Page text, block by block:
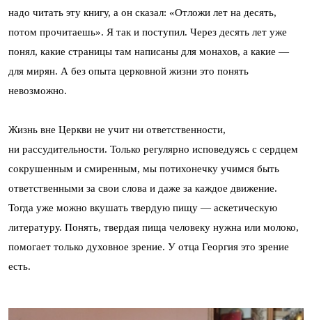
надо читать эту книгу, а он сказал: «Отложи лет на десять,
потом прочитаешь». Я так и поступил. Через десять лет уже
понял, какие страницы там написаны для монахов, а какие —
для мирян. А без опыта церковной жизни это понять
невозможно.
Жизнь вне Церкви не учит ни ответственности,
ни рассудительности. Только регулярно исповедуясь с сердцем
сокрушенным и смиренным, мы потихонечку учимся быть
ответственными за свои слова и даже за каждое движение.
Тогда уже можно вкушать твердую пищу — аскетическую
литературу. Понять, твердая пища человеку нужна или молоко,
помогает только духовное зрение. У отца Георгия это зрение
есть.